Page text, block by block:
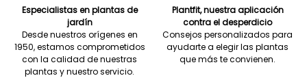
Especialistas en plantas de
jardín
Desde nuestros orígenes en
1950, estamos comprometidos
con la calidad de nuestras
plantas y nuestro servicio.
Plantfit, nuestra aplicación
contra el desperdicio
Consejos personalizados para
ayudarte a elegir las plantas
que más te convienen.